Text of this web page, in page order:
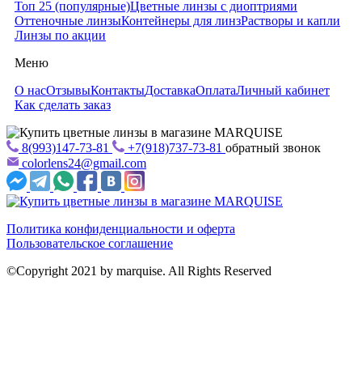
Топ 25 (популярные)Цветные линзы с диоптриями
Оттеночные линзыКонтейнеры для линзРастворы и капли
Линзы по акции
Меню
О насОтзывыКонтактыДоставкаОплатаЛичный кабинет
Как сделать заказ
8(993)147-73-81 +7(918)737-73-81 обратный звонок
colorlens24@gmail.com
Политика конфиденциальности и оферта
Пользовательское соглашение
©Copyright 2021 by marquise. All Rights Reserved